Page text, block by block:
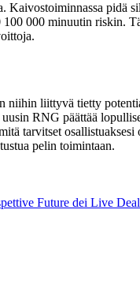
pidä
100 000 minuutin riskin.
niihin liittyvä tietty
RNG päättää
tarvitset
pelin toimintaan.
Future dei Live